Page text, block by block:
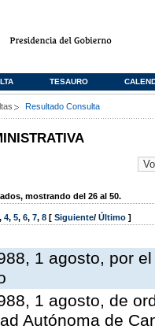
TESAURO
Resultado Consulta
mostrando del 26 al 50.
, 4, 5, 6, 7, 8 [ Siguiente/ Último ]
1 agosto, por
1 agosto, de
Autónoma de